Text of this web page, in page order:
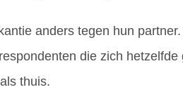
anders tegen hun partner.
die zich
thuis.